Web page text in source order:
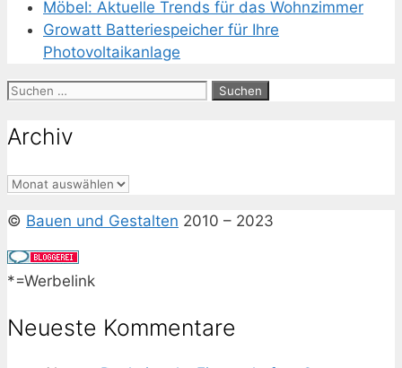
Möbel: Aktuelle Trends für das Wohnzimmer
Growatt Batteriespeicher für Ihre
Photovoltaikanlage
Suchen
Archiv
Archiv
© Bauen und Gestalten 2010 – 2023
*=Werbelink
Neueste Kommentare